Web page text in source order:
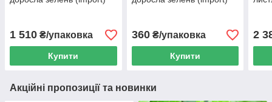
1 510 ₴/упаковка
Купити
360₴/упаковка
Купити
2
Акційні пропозиції та новинки